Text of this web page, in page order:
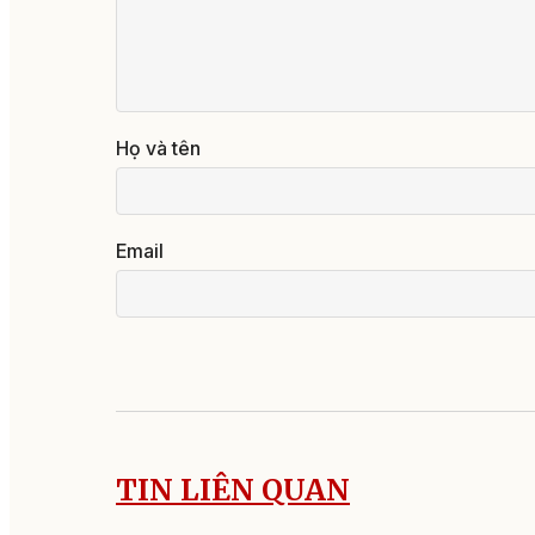
Họ và tên
Email
TIN LIÊN QUAN